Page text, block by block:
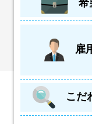
希
雇
こだ